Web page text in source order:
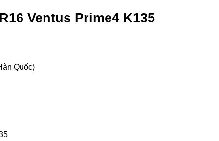
Ventus Prime4 K135
Quốc)